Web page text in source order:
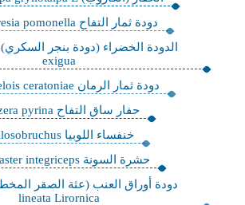
دودة ثمار التفاح Laspeyresia pomonella
exigua
دودة ثمار الرمان Ectomyelois ceratoniae
حفار ساق التفاح Zeuzera pyrina
خنفساء اللوبيا Callosobruchus
حشرة السونة Eurygaster integriceps
lineata Lirornica